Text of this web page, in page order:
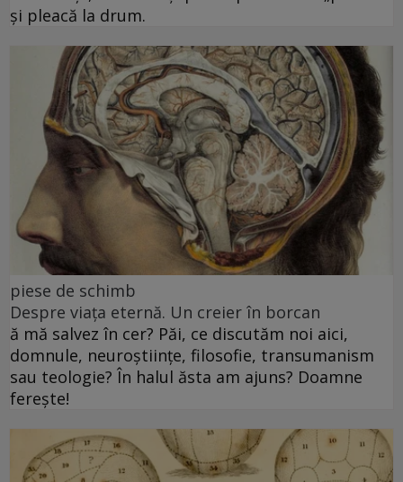
și pleacă la drum.
piese de schimb
Despre viața eternă. Un creier în borcan
ă mă salvez în cer? Păi, ce discutăm noi aici,
domnule, neuroștiințe, filosofie, transumanism
sau teologie? În halul ăsta am ajuns? Doamne
ferește!